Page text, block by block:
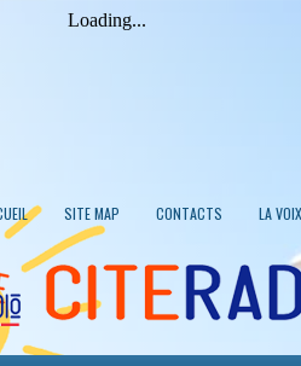
SITE MAP CONTACTS LA